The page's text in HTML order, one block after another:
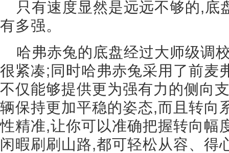
只有速度显然是远远不够的,底
有多强。
哈弗赤兔的底盘经过大师级调
很紧凑;同时哈弗赤兔采用了前麦
不仅能够提供更为强有力的侧向
辆保持更加平稳的姿态,而且转向
性精准,让你可以准确把握转向幅
闲暇刷刷山路,都可轻松从容、得